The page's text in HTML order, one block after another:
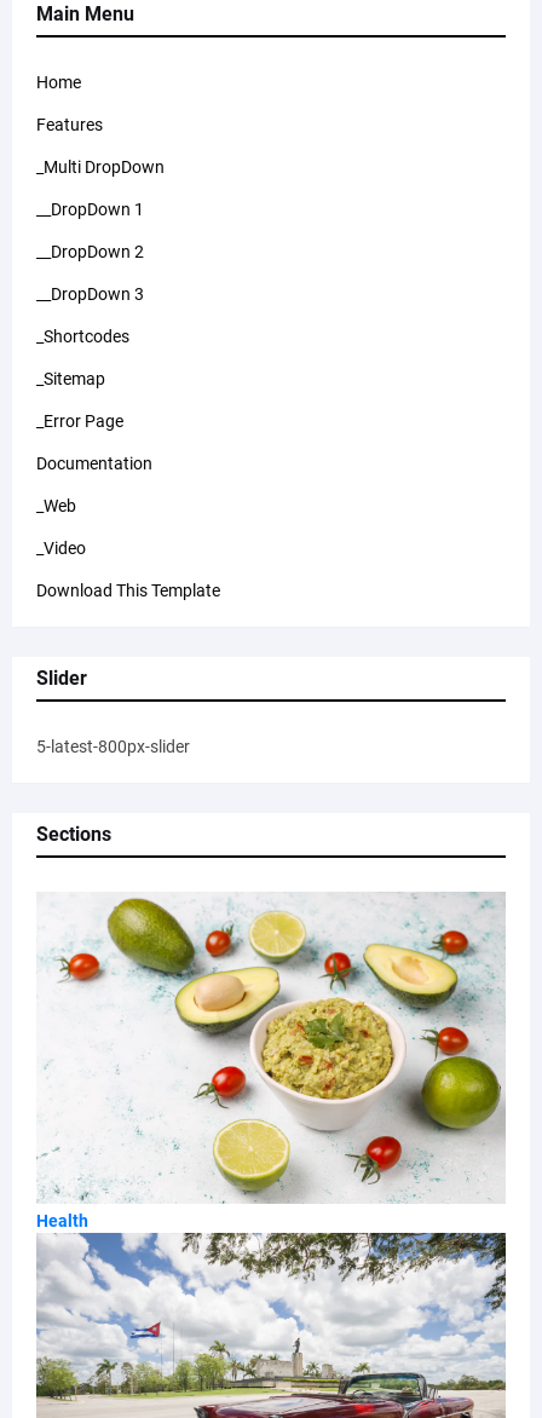
Main Menu
Home
Features
_Multi DropDown
__DropDown 1
__DropDown 2
__DropDown 3
_Shortcodes
_Sitemap
_Error Page
Documentation
_Web
_Video
Download This Template
Slider
5-latest-800px-slider
Sections
Health